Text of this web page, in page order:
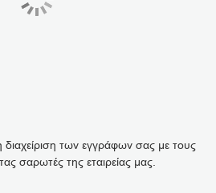
των εγγράφων σας με τους
σαρωτές της εταιρείας μας.